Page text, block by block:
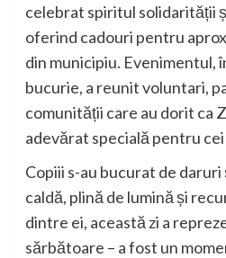
celebrat spiritul solidarității
oferind cadouri pentru
din municipiu. Evenimentul,
bucurie, a reunit voluntari,
comunității care au dorit ca
adevărat specială pentru cei
Copiii s-au bucurat de
caldă, plină de lumină și
dintre ei, această zi a
sărbătoare – a fost un